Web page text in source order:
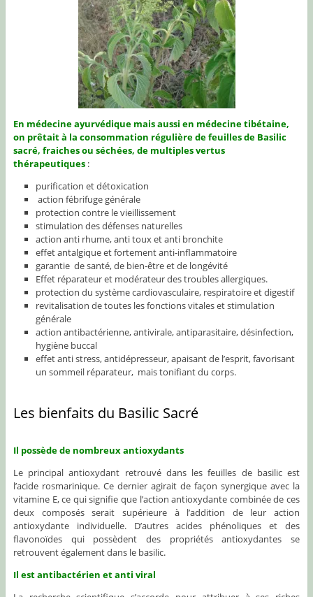
En médecine ayurvédique mais aussi en médecine tibétaine,
on prêtait à la consommation régulière de feuilles de Basilic
sacré, fraiches ou séchées, de multiples vertus
thérapeutiques:
purification et détoxication
action fébrifuge générale
protection contre le vieillissement
stimulation des défenses naturelles
action anti rhume, anti toux et anti bronchite
effet antalgique et fortement anti-inflammatoire
garantie de santé, de bien-être et de longévité
Effet réparateur et modérateur des troubles allergiques.
protection du système cardiovasculaire, respiratoire et digestif
revitalisation de toutes les fonctions vitales et stimulation
générale
action antibactérienne, antivirale, antiparasitaire, désinfection,
hygiène buccal
effet anti stress, antidépresseur, apaisant de l’esprit, favorisant
un sommeil réparateur, mais tonifiant du corps.
Les bienfaits du Basilic Sacré
Il possède de nombreux antioxydants
Le principal antioxydant retrouvé dans les feuilles de basilic est
l’acide rosmarinique. Ce dernier agirait de façon synergique avec la
vitamine E, ce qui signifie que l’action antioxydante combinée de ces
deux composés serait supérieure à l’addition de leur action
antioxydante individuelle. D’autres acides phénoliques et des
flavonoïdes qui possèdent des propriétés antioxydantes se
retrouvent également dans le basilic.
Il est antibactérien et anti viral